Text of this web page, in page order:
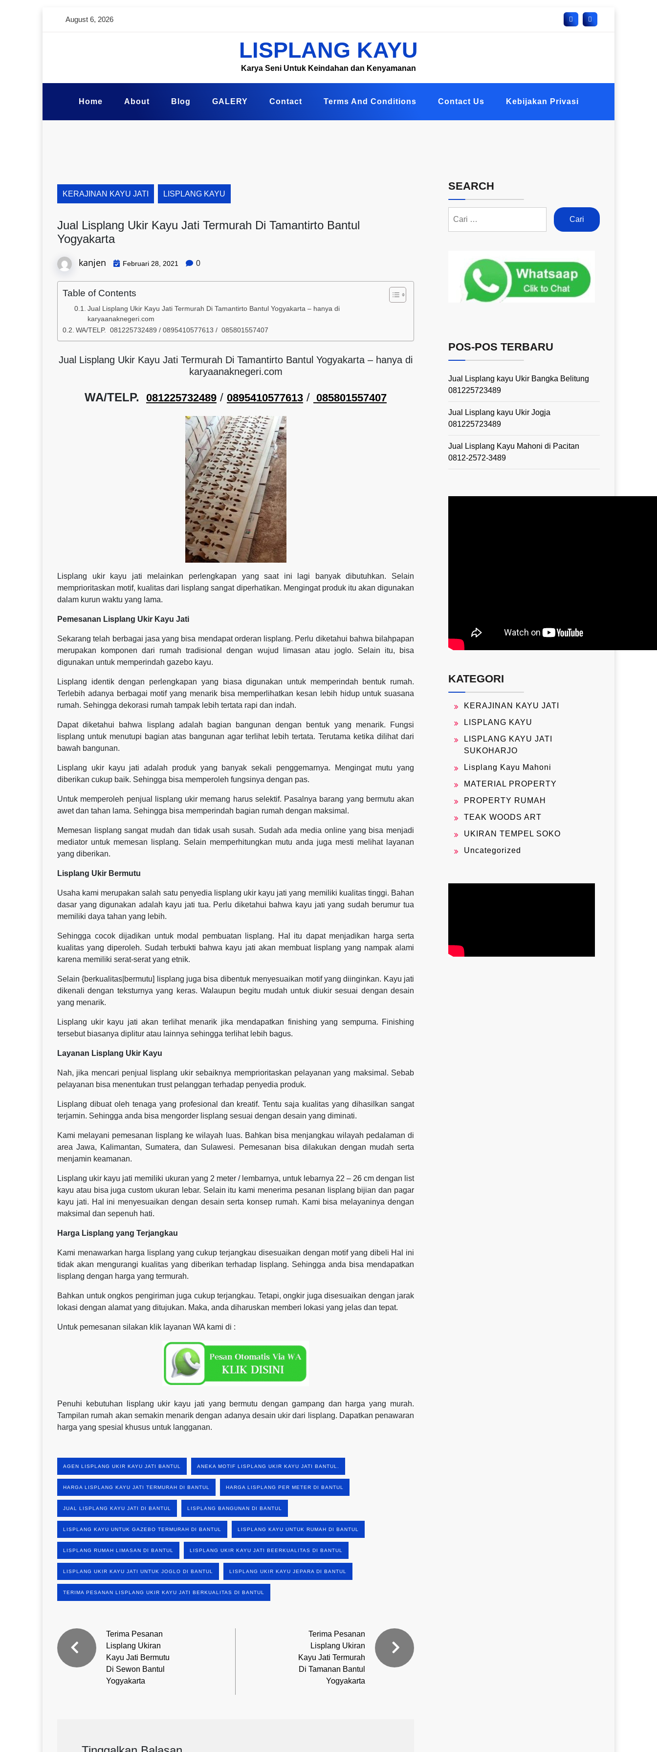
August 6, 2026
LISPLANG KAYU
Karya Seni Untuk Keindahan dan Kenyamanan
Home About Blog GALERY Contact Terms And Conditions Contact Us Kebijakan Privasi
KERAJINAN KAYU JATI LISPLANG KAYU
Jual Lisplang Ukir Kayu Jati Termurah Di Tamantirto Bantul
Yogyakarta
kanjen Februari 28, 2021 0
Table of Contents
Jual Lisplang Ukir Kayu Jati Termurah Di Tamantirto Bantul Yogyakarta – hanya di
karyaanaknegeri.com
WA/TELP. 081225732489 / 0895410577613 / 085801557407
Jual Lisplang Ukir Kayu Jati Termurah Di Tamantirto Bantul Yogyakarta – hanya di
karyaanaknegeri.com
WA/TELP. 081225732489 / 0895410577613 / 085801557407
Lisplang ukir kayu jati melainkan perlengkapan yang saat ini lagi banyak dibutuhkan. Selain
memprioritaskan motif, kualitas dari lisplang sangat diperhatikan. Mengingat produk itu akan digunakan
dalam kurun waktu yang lama.
Pemesanan Lisplang Ukir Kayu Jati
Sekarang telah berbagai jasa yang bisa mendapat orderan lisplang. Perlu diketahui bahwa bilahpapan
merupakan komponen dari rumah tradisional dengan wujud limasan atau joglo. Selain itu, bisa
digunakan untuk memperindah gazebo kayu.
Lisplang identik dengan perlengkapan yang biasa digunakan untuk memperindah bentuk rumah.
Terlebih adanya berbagai motif yang menarik bisa memperlihatkan kesan lebih hidup untuk suasana
rumah. Sehingga dekorasi rumah tampak lebih tertata rapi dan indah.
Dapat diketahui bahwa lisplang adalah bagian bangunan dengan bentuk yang menarik. Fungsi
lisplang untuk menutupi bagian atas bangunan agar terlihat lebih tertata. Terutama ketika dilihat dari
bawah bangunan.
Lisplang ukir kayu jati adalah produk yang banyak sekali penggemarnya. Mengingat mutu yang
diberikan cukup baik. Sehingga bisa memperoleh fungsinya dengan pas.
Untuk memperoleh penjual lisplang ukir memang harus selektif. Pasalnya barang yang bermutu akan
awet dan tahan lama. Sehingga bisa memperindah bagian rumah dengan maksimal.
Memesan lisplang sangat mudah dan tidak usah susah. Sudah ada media online yang bisa menjadi
mediator untuk memesan lisplang. Selain memperhitungkan mutu anda juga mesti melihat layanan
yang diberikan.
Lisplang Ukir Bermutu
Usaha kami merupakan salah satu penyedia lisplang ukir kayu jati yang memiliki kualitas tinggi. Bahan
dasar yang digunakan adalah kayu jati tua. Perlu diketahui bahwa kayu jati yang sudah berumur tua
memiliki daya tahan yang lebih.
Sehingga cocok dijadikan untuk modal pembuatan lisplang. Hal itu dapat menjadikan harga serta
kualitas yang diperoleh. Sudah terbukti bahwa kayu jati akan membuat lisplang yang nampak alami
karena memiliki serat-serat yang etnik.
Selain {berkualitas|bermutu] lisplang juga bisa dibentuk menyesuaikan motif yang diinginkan. Kayu jati
dikenali dengan teksturnya yang keras. Walaupun begitu mudah untuk diukir sesuai dengan desain
yang menarik.
Lisplang ukir kayu jati akan terlihat menarik jika mendapatkan finishing yang sempurna. Finishing
tersebut biasanya diplitur atau lainnya sehingga terlihat lebih bagus.
Layanan Lisplang Ukir Kayu
Nah, jika mencari penjual lisplang ukir sebaiknya memprioritaskan pelayanan yang maksimal. Sebab
pelayanan bisa menentukan trust pelanggan terhadap penyedia produk.
Lisplang dibuat oleh tenaga yang profesional dan kreatif. Tentu saja kualitas yang dihasilkan sangat
terjamin. Sehingga anda bisa mengorder lisplang sesuai dengan desain yang diminati.
Kami melayani pemesanan lisplang ke wilayah luas. Bahkan bisa menjangkau wilayah pedalaman di
area Jawa, Kalimantan, Sumatera, dan Sulawesi. Pemesanan bisa dilakukan dengan mudah serta
menjamin keamanan.
Lisplang ukir kayu jati memiliki ukuran yang 2 meter / lembarnya, untuk lebarnya 22 – 26 cm dengan list
kayu atau bisa juga custom ukuran lebar. Selain itu kami menerima pesanan lisplang bijian dan pagar
kayu jati. Hal ini menyesuaikan dengan desain serta konsep rumah. Kami bisa melayaninya dengan
maksimal dan sepenuh hati.
Harga Lisplang yang Terjangkau
Kami menawarkan harga lisplang yang cukup terjangkau disesuaikan dengan motif yang dibeli Hal ini
tidak akan mengurangi kualitas yang diberikan terhadap lisplang. Sehingga anda bisa mendapatkan
lisplang dengan harga yang termurah.
Bahkan untuk ongkos pengiriman juga cukup terjangkau. Tetapi, ongkir juga disesuaikan dengan jarak
lokasi dengan alamat yang ditujukan. Maka, anda diharuskan memberi lokasi yang jelas dan tepat.
Untuk pemesanan silakan klik layanan WA kami di :
Penuhi kebutuhan lisplang ukir kayu jati yang bermutu dengan gampang dan harga yang murah.
Tampilan rumah akan semakin menarik dengan adanya desain ukir dari lisplang. Dapatkan penawaran
harga yang spesial khusus untuk langganan.
AGEN LISPLANG UKIR KAYU JATI BANTUL ANEKA MOTIF LISPLANG UKIR KAYU JATI BANTUL.
HARGA LISPLANG KAYU JATI TERMURAH DI BANTUL HARGA LISPLANG PER METER DI BANTUL
JUAL LISPLANG KAYU JATI DI BANTUL LISPLANG BANGUNAN DI BANTUL
LISPLANG KAYU UNTUK GAZEBO TERMURAH DI BANTUL LISPLANG KAYU UNTUK RUMAH DI BANTUL
LISPLANG RUMAH LIMASAN DI BANTUL LISPLANG UKIR KAYU JATI BEERKUALITAS DI BANTUL
LISPLANG UKIR KAYU JATI UNTUK JOGLO DI BANTUL LISPLANG UKIR KAYU JEPARA DI BANTUL
TERIMA PESANAN LISPLANG UKIR KAYU JATI BERKUALITAS DI BANTUL
Terima Pesanan
Lisplang Ukiran
Kayu Jati Bermutu
Di Sewon Bantul
Yogyakarta
Terima Pesanan
Lisplang Ukiran
Kayu Jati Termurah
Di Tamanan Bantul
Yogyakarta
SEARCH
POS-POS TERBARU
Jual Lisplang kayu Ukir Bangka Belitung
081225723489
Jual Lisplang kayu Ukir Jogja
081225723489
Jual Lisplang Kayu Mahoni di Pacitan
0812-2572-3489
KATEGORI
KERAJINAN KAYU JATI
LISPLANG KAYU
LISPLANG KAYU JATI
SUKOHARJO
Lisplang Kayu Mahoni
MATERIAL PROPERTY
PROPERTY RUMAH
TEAK WOODS ART
UKIRAN TEMPEL SOKO
Uncategorized